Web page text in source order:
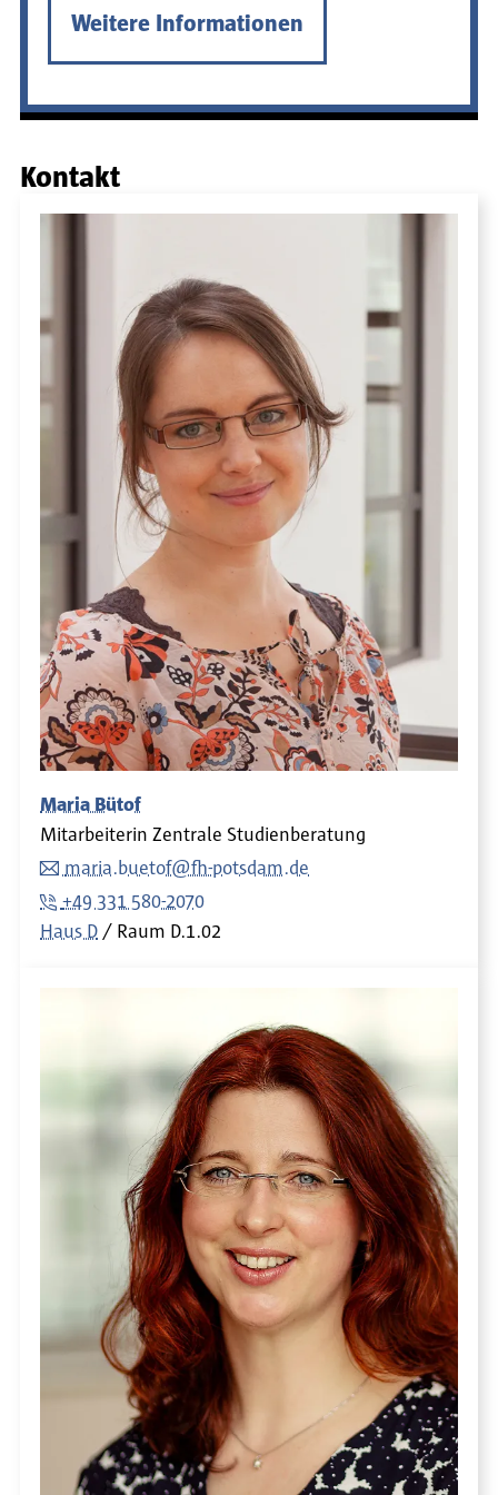
Weitere Informationen
Kontakt
Maria Bütof
Mitarbeiterin Zentrale Studienberatung
maria.buetof@fh-potsdam.de
+49 331 580-2070
Haus D
Raum D.1.02